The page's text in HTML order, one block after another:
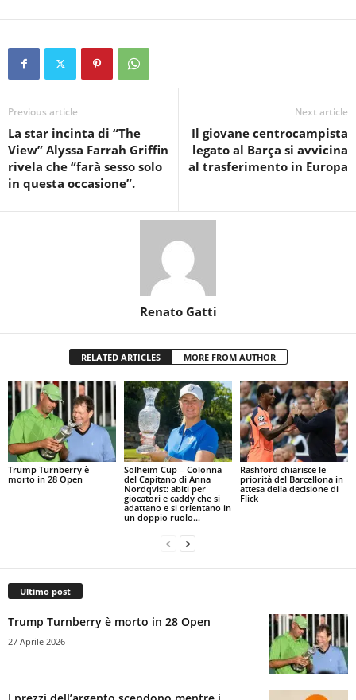
Previous article
La star incinta di “The
View” Alyssa Farrah Griffin
rivela che “farà sesso solo
in questa occasione”.
Next article
Il giovane centrocampista
legato al Barça si avvicina
al trasferimento in Europa
Renato Gatti
RELATED ARTICLES MORE FROM AUTHOR
Trump Turnberry è
morto in 28 Open
Solheim Cup – Colonna
del Capitano di Anna
Nordqvist: abiti per
giocatori e caddy che si
adattano e si orientano in
un doppio ruolo...
Rashford chiarisce le
priorità del Barcellona in
attesa della decisione di
Flick
Ultimo post
Trump Turnberry è morto in 28 Open
27 Aprile 2026